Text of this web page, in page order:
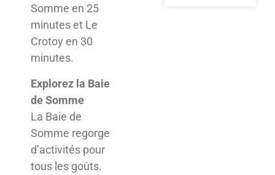
Somme en 25
minutes et Le
Crotoy en 30
minutes.
Explorez la Baie
de Somme
La Baie de
Somme regorge
d’activités pour
tous les goûts.